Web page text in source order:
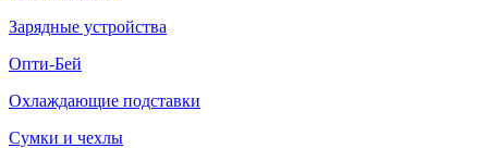
Зарядные устройства
Опти-Бей
Охлаждающие подставки
Сумки и чехлы